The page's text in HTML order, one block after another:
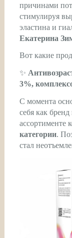
причинами
стимулируя
эластина и
Екатерина
Вот какие
✨
3%,
С момента
себя как
ассортименте
категории.
стал